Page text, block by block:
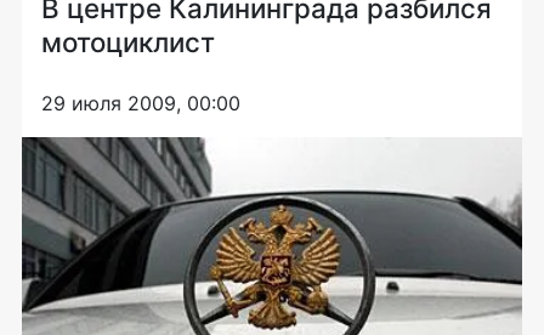
В центре Калининграда разбился
мотоциклист
29 июля 2009, 00:00